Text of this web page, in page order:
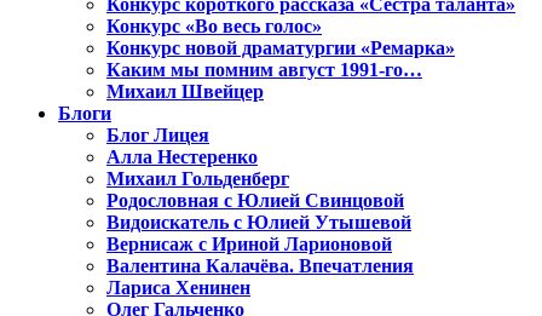
Конкурс короткого рассказа «Сестра таланта»
Конкурс «Во весь голос»
Конкурс новой драматургии «Ремарка»
Каким мы помним август 1991-го…
Михаил Швейцер
Блоги
Блог Лицея
Алла Нестеренко
Михаил Гольденберг
Родословная с Юлией Свинцовой
Видоискатель с Юлией Утышевой
Вернисаж с Ириной Ларионовой
Валентина Калачёва. Впечатления
Лариса Хенинен
Олег Гальченко